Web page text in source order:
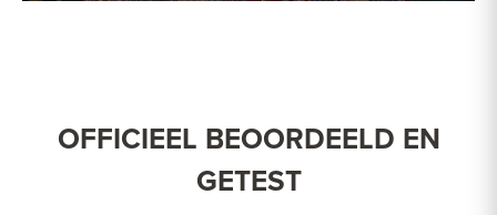
OFFICIEEL BEOORDEELD EN
GETEST